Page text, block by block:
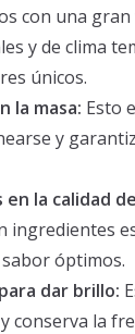
con una gran
y de clima
únicos.
la masa: Esto
y
en la calidad
ingredientes
óptimos.
dar brillo:
conserva la